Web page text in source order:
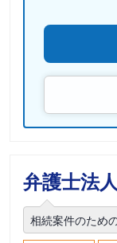
弁護士法
相続案件のため